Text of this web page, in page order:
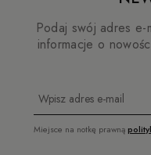
Podaj swój adres
informacje o
Miejsce na notkę prawną